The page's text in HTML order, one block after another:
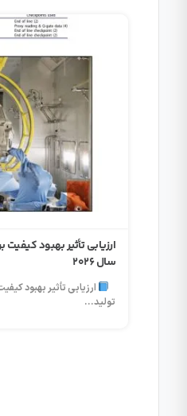
ارزیابی تأثیر بهبود
سال 2026
ارزیابی تأثیر بهبود
تولید...